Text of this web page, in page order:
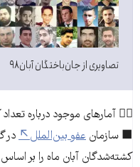
تصاویری از جان‌باختگان آبان ۹۸
👈🏽 آمارهای موجود درباره
■ سازمان عفو بین‌الملل